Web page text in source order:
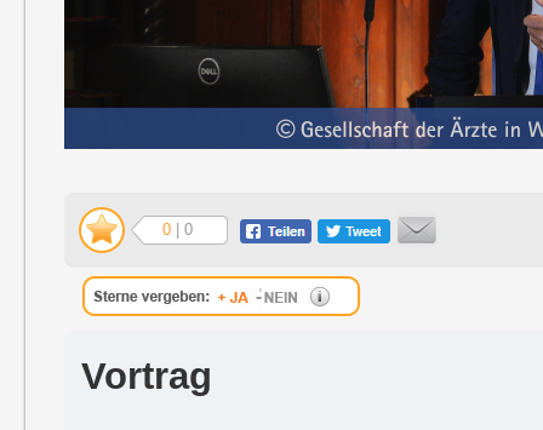
0 | 0
Vortrag